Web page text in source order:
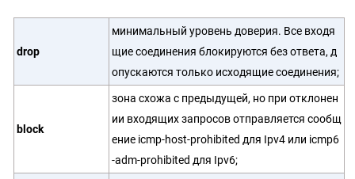
drop
минимальный уровень доверия. Все входя
щие соединения блокируются без ответа, д
опускаются только исходящие соединения;
block
зона схожа с предыдущей, но при отклонен
ии входящих запросов отправляется сообщ
ение icmp-host-prohibited для Ipv4 или icmp6
-adm-prohibited для Ipv6;